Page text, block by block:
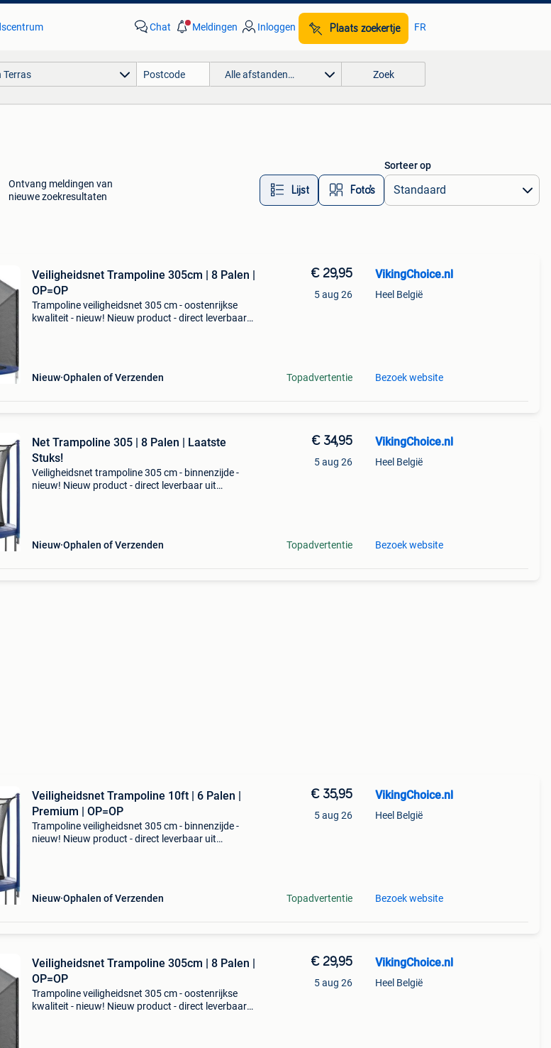
Chat Meldingen Inloggen Plaats zoekertje FR
Terras Alle afstanden… Zoek
Ontvang meldingen van
nieuwe zoekresultaten
Lijst Foto’s
Sorteer op
Veiligheidsnet Trampoline 305cm | 8 Palen |
OP=OP
Trampoline veiligheidsnet 305 cm - oostenrijkse
kwaliteit - nieuw! Nieuw product - direct leverbaar
Nieuw Ophalen of Verzenden
€ 29,95
5 aug 26
Topadvertentie
VikingChoice.nl
Heel België
Bezoek website
Net Trampoline 305 | 8 Palen | Laatste
Stuks!
Veiligheidsnet trampoline 305 cm - binnenzijde -
nieuw! Nieuw product - direct leverbaar uit
Nieuw Ophalen of Verzenden
€ 34,95
5 aug 26
Topadvertentie
VikingChoice.nl
Heel België
Bezoek website
Veiligheidsnet Trampoline 10ft | 6 Palen |
Premium | OP=OP
Trampoline veiligheidsnet 305 cm - binnenzijde -
nieuw! Nieuw product - direct leverbaar uit
Nieuw Ophalen of Verzenden
€ 35,95
5 aug 26
Topadvertentie
VikingChoice.nl
Heel België
Bezoek website
Veiligheidsnet Trampoline 305cm | 8 Palen |
OP=OP
Trampoline veiligheidsnet 305 cm - oostenrijkse
kwaliteit - nieuw! Nieuw product - direct leverbaar
€ 29,95
5 aug 26
VikingChoice.nl
Heel België